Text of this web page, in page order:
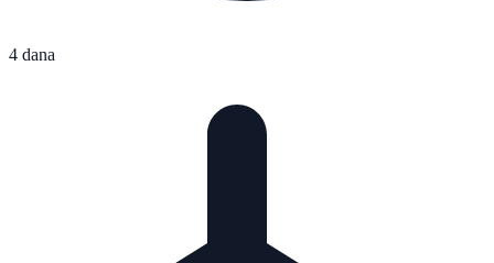
4 dana